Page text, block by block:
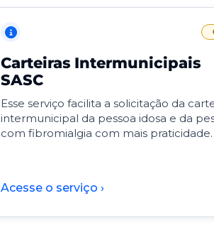
Carteiras Intermunicipais
SASC
Esse serviço facilita a solicitação da
intermunicipal da pessoa idosa e da
com fibromialgia com mais praticidade.
Acesse o serviço ›